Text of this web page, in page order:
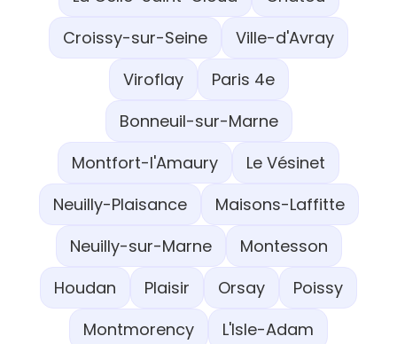
Croissy-sur-Seine
Ville-d'Avray
Viroflay
Paris 4e
Bonneuil-sur-Marne
Montfort-l'Amaury
Le Vésinet
Neuilly-Plaisance
Maisons-Laffitte
Neuilly-sur-Marne
Montesson
Houdan
Plaisir Orsay
Poissy
Montmorency
L'Isle-Adam